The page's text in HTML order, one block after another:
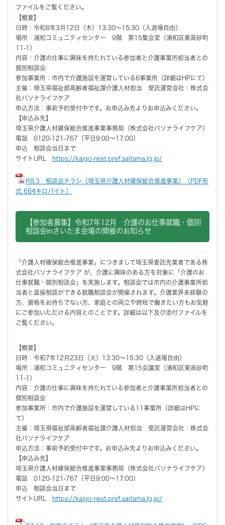
ファイルをご覧ください。
【概要】
日時：令和8年3月12日（木）13:30～15:30（入退場自由）
場所：浦和コミュニティセンター 9階 第15集会室（浦和区東高砂町
11-1）
内容：介護の仕事に興味を持たれている参加者と介護事業所担当者との
個別相談会
参加事業所：市内で介護施設を運営している6事業所（詳細はHPにて）
主催：埼玉県福祉部高齢者福祉課介護人材担当 受託運営会社：株式会
社パソナライフケア
申込方法：事前予約受付中です。お申込み先よりお申込みください。
【申込み先】
埼玉県介護人材確保総合推進事業事務局（株式会社パソナライフケア）
電話 0120-121-767（平日9:00～17:00）
申込 相談会当日まで
サイトURL https://kaigo-next.pref.saitama.lg.jp/
R8.3 相談会チラシ（埼玉県介護人材確保総合推進事業）（PDF形
式 684キロバイト）
【参加者募集】令和7年12月 介護のお仕事就職・個別
相談会inさいたま会場の開催のお知らせ
「介護人材確保総合推進事業」につきまして埼玉県委託先業者である株
式会社パソナライフケア が、介護に興味のある方を対象に「介護のお
仕事就職・個別相談会」を実施します。相談会では市内の介護事業所担
当者と直接相談ができる就職相談会が開催されます。介護業界未経験の
方、資格をお持ちでない方、家庭との両立や時短で働きたい方もお気軽
にご参加いただける内容とのことです。詳細は以下及び添付ファイルを
ご覧ください。
【概要】
日時：令和7年12月23日（火）13:30～15:30（入退場自由）
場所：浦和コミュニティセンター 9階 第15会議室（浦和区東高砂町
11-1）
内容：介護の仕事に興味を持たれている参加者と介護事業所担当者との
個別相談会
参加事業所：市内で介護施設を運営している11事業所（詳細はHPに
て）
主催：埼玉県福祉部高齢者福祉課介護人材担当 受託運営会社：株式会
社パソナライフケア
申込方法：事前予約受付中です。お申込み先よりお申込みください。
【申込み先】
埼玉県介護人材確保総合推進事業事務局（株式会社パソナライフケア）
電話 0120-121-767（平日9:00～17:00）
申込 相談会当日まで
サイトURL https://kaigo-next.pref.saitama.lg.jp/